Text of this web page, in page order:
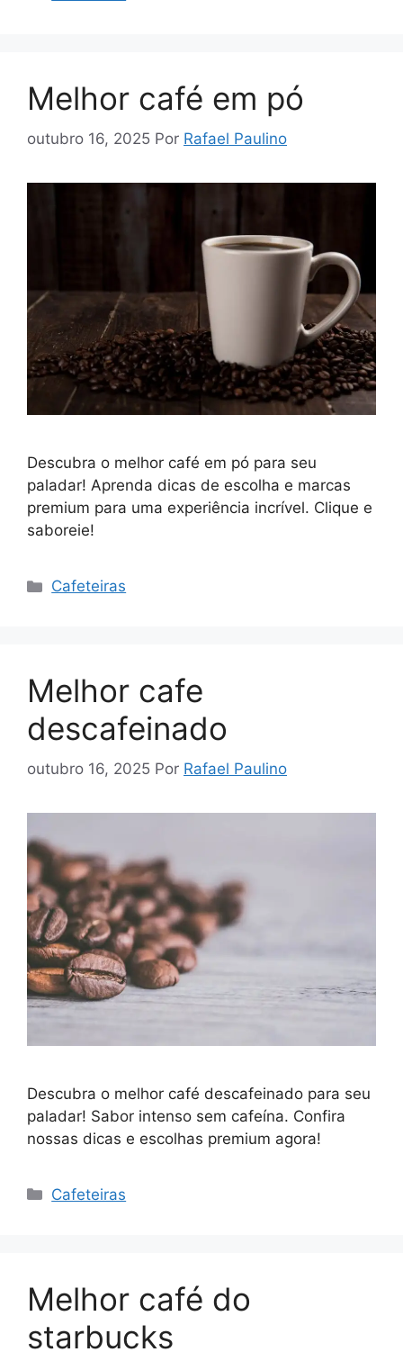
Melhor café em pó
outubro 16, 2025 Por Rafael Paulino
Descubra o melhor café em pó para seu
paladar! Aprenda dicas de escolha e marcas
premium para uma experiência incrível. Clique e
saboreie!
Categorias
Cafeteiras
Melhor cafe
descafeinado
outubro 16, 2025 Por Rafael Paulino
Descubra o melhor café descafeinado para seu
paladar! Sabor intenso sem cafeína. Confira
nossas dicas e escolhas premium agora!
Categorias
Cafeteiras
Melhor café do
starbucks